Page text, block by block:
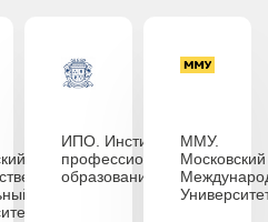
ИПО. Институт
профессионального
образования
ММУ.
Московский